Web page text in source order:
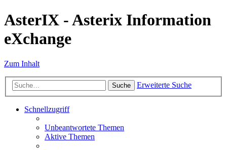
AsterIX - Asterix Information
eXchange
Zum Inhalt
Suche Erweiterte Suche
Schnellzugriff
Unbeantwortete Themen
Aktive Themen